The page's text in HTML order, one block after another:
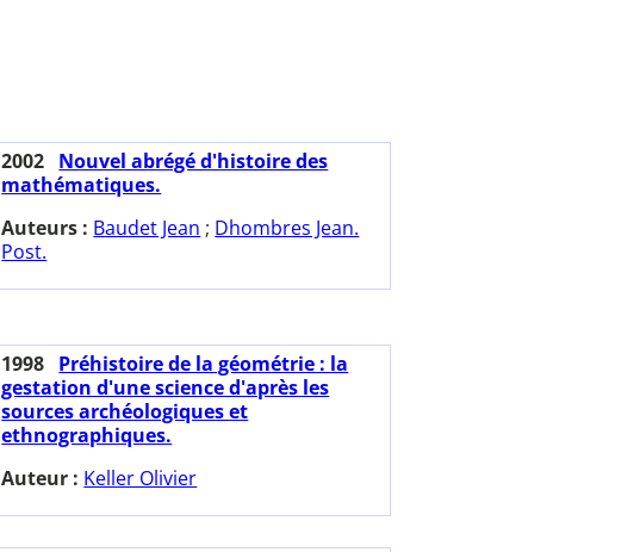
2002 Nouvel abrégé d'histoire des
mathématiques.
Auteurs : Baudet Jean ; Dhombres Jean.
Post.
1998 Préhistoire de la géométrie : la
gestation d'une science d'après les
sources archéologiques et
ethnographiques.
Auteur : Keller Olivier